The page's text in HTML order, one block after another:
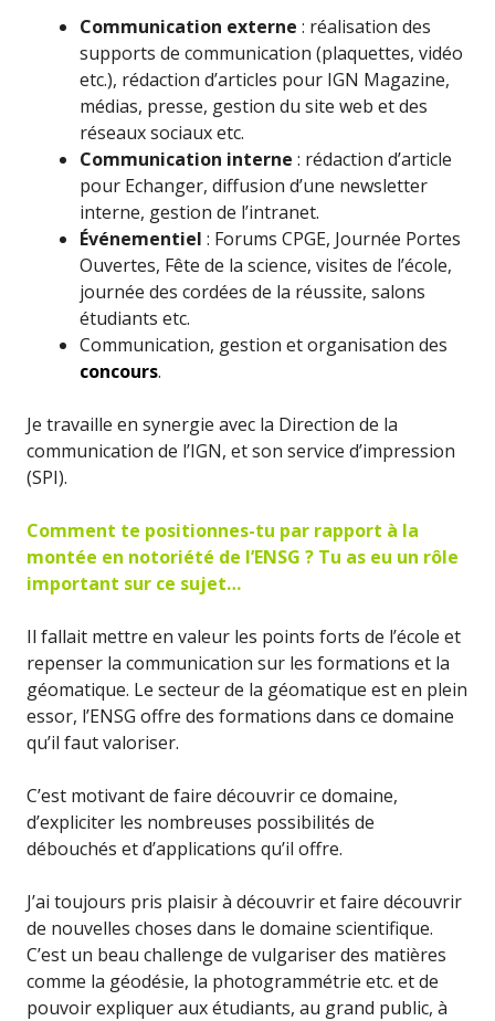
Communication externe : réalisation des
supports de communication (plaquettes, vidéo
etc.), rédaction d’articles pour IGN Magazine,
médias, presse, gestion du site web et des
réseaux sociaux etc.
Communication interne : rédaction d’article
pour Echanger, diffusion d’une newsletter
interne, gestion de l’intranet.
Événementiel : Forums CPGE, Journée Portes
Ouvertes, Fête de la science, visites de l’école,
journée des cordées de la réussite, salons
étudiants etc.
Communication, gestion et organisation des
concours.
Je travaille en synergie avec la Direction de la
communication de l’IGN, et son service d’impression
(SPI).
Comment te positionnes-tu par rapport à la
montée en notoriété de l’ENSG ? Tu as eu un rôle
important sur ce sujet…
Il fallait mettre en valeur les points forts de l’école et
repenser la communication sur les formations et la
géomatique. Le secteur de la géomatique est en plein
essor, l’ENSG offre des formations dans ce domaine
qu’il faut valoriser.
C’est motivant de faire découvrir ce domaine,
d’expliciter les nombreuses possibilités de
débouchés et d’applications qu’il offre.
J’ai toujours pris plaisir à découvrir et faire découvrir
de nouvelles choses dans le domaine scientifique.
C’est un beau challenge de vulgariser des matières
comme la géodésie, la photogrammétrie etc. et de
pouvoir expliquer aux étudiants, au grand public, à